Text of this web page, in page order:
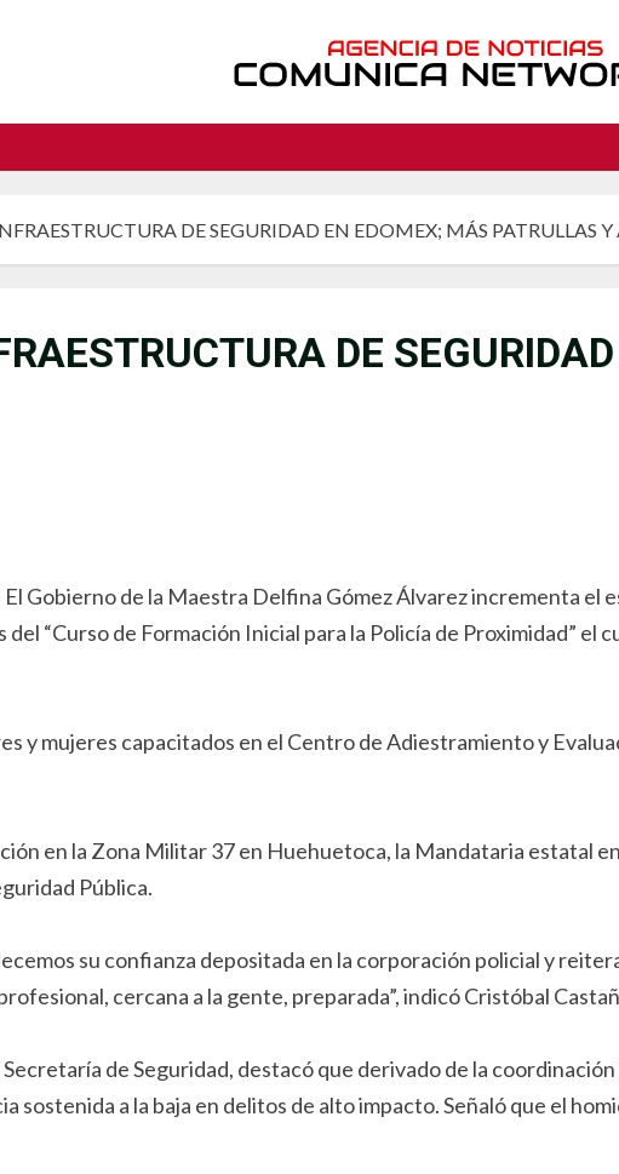
DE SEGURIDAD EN EDOMEX; MÁS PATRULLAS
DE
Gobierno de la Maestra Delfina Gómez Álvarez incrementa el
“Curso de Formación Inicial para la Policía de Proximidad”
y mujeres capacitados en el Centro de Adiestramiento y
en la Zona Militar 37 en Huehuetoca, la Mandataria estatal
Pública.
su confianza depositada en la corporación policial y
cercana a la gente, preparada”, indicó Cristóbal
de Seguridad, destacó que derivado de la
sostenida a la baja en delitos de alto impacto. Señaló que el